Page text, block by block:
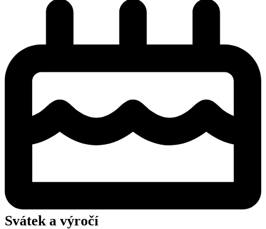
Svátek a výročí